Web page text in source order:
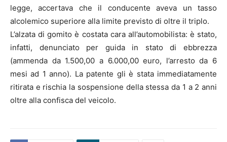
legge, accertava che il conducente aveva un tasso
alcolemico superiore alla limite previsto di oltre il triplo.
L’alzata di gomito è costata cara all’automobilista: è stato,
infatti, denunciato per guida in stato di ebbrezza
(ammenda da 1.500,00 a 6.000,00 euro, l’arresto da 6
mesi ad 1 anno). La patente gli è stata immediatamente
ritirata e rischia la sospensione della stessa da 1 a 2 anni
oltre alla confisca del veicolo.